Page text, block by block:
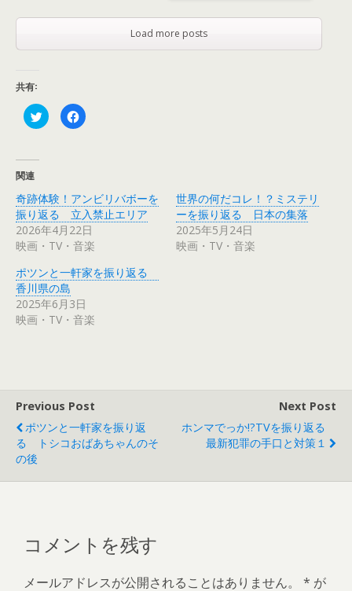
Load more posts
共有:
ク
リ
t
t
e
r
で
共
新
し
い
ウ
ィ
ン
F
a
共
有
す
る
に
は
ク
リ
ッ
ク
て
く
だ
ン
ウ
で
開
き
)
関連
奇跡体験！アンビリバボーを
振り返る 立入禁止エリア
2026年4月22日
映画・TV・音楽
世界の何だコレ！？ミステリ
ーを振り返る 日本の集落
2025年5月24日
映画・TV・音楽
ポツンと一軒家を振り返る
香川県の島
2025年6月3日
映画・TV・音楽
Previous Post
ポツンと一軒家を振り返
る トシコおばあちゃんのそ
の後
Next Post
ホンマでっか!?TVを振り返る
最新犯罪の手口と対策１
コメントを残す
メールアドレスが公開されることはありません。 * が